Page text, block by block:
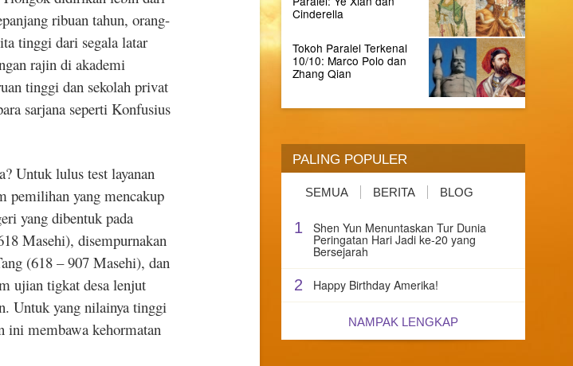
ribuan tahun, orang-
tinggi dari segala latar
rajin di akademi
tinggi dan sekolah privat
sarjana seperti Konfusius
Untuk lulus test layanan
pemilihan yang mencakup
yang dibentuk pada
Masehi), disempurnakan
(618 – 907 Masehi), dan
ujian tigkat desa lenjut
Untuk yang nilainya tinggi
ini membawa kehormatan
Cinderella
Tokoh Paralel Terkenal
10/10: Marco Polo dan
Zhang Qian
PALING POPULER
SEMUA BERITA BLOG
1 Shen Yun Menuntaskan Tur Dunia
Peringatan Hari Jadi ke-20 yang
Bersejarah
2 Happy Birthday Amerika!
NAMPAK LENGKAP